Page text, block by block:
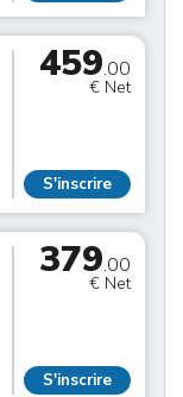
459.00
€ Net
S'inscrire
379.00
€ Net
S'inscrire